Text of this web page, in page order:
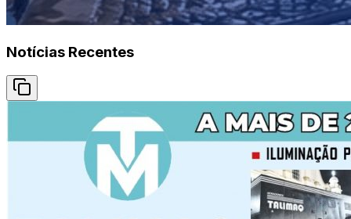
Notícias Recentes